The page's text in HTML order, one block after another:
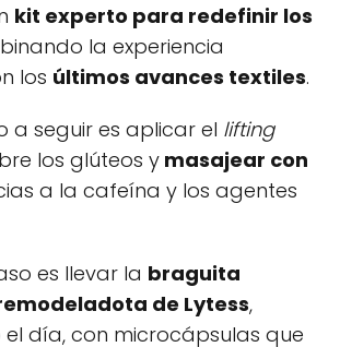
kit experto para redefinir los
la experiencia
los últimos avances textiles.
a seguir es aplicar el lifting
los glúteos y masajear con
a la cafeína y los agentes
es llevar la braguita
de Lytess,
día, con microcápsulas que